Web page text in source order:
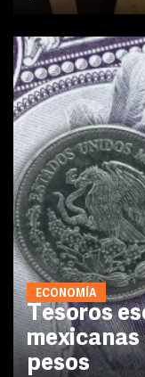
ECONOMÍA
Tesoros
pesos